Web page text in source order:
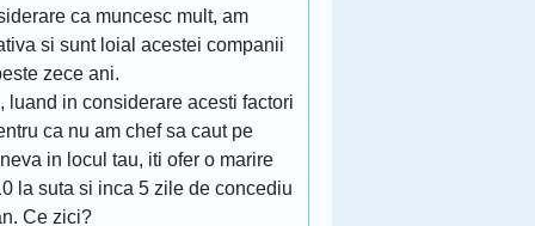
ca muncesc mult, am
si sunt loial acestei companii
zece ani.
luand in considerare acesti factori
ca nu am chef sa caut pe
in locul tau, iti ofer o marire
la suta si inca 5 zile de concediu
Ce zici?